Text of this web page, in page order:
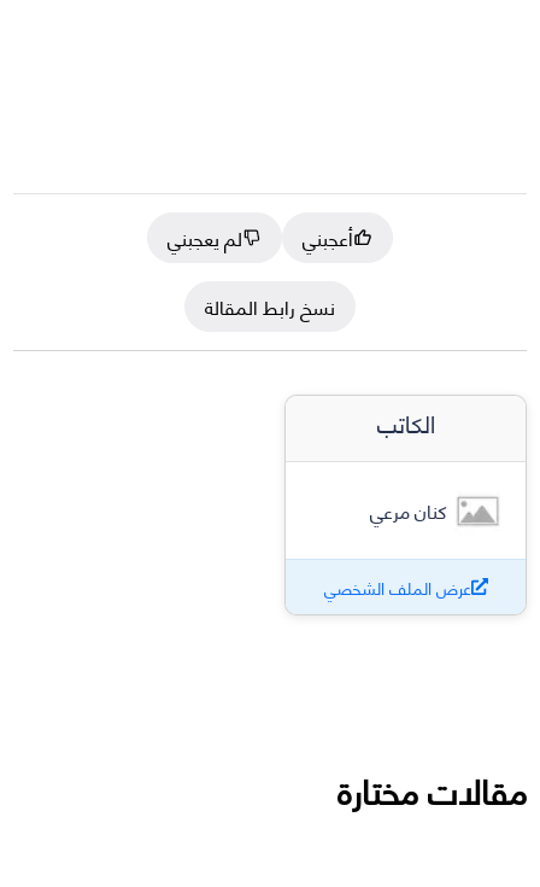
أعجبني
لم يعجبني
نسخ رابط المقالة
الكاتب
كنان مرعي
عرض الملف الشخصي
مقالات مختارة